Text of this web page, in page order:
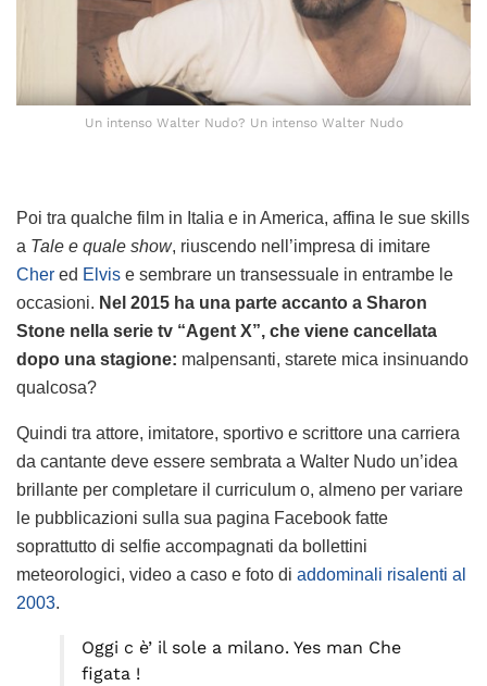
Un intenso Walter Nudo? Un intenso Walter Nudo
Poi tra qualche film in Italia e in America, affina le sue skills
a Tale e quale show, riuscendo nell’impresa di imitare
Cher ed Elvis e sembrare un transessuale in entrambe le
occasioni. Nel 2015 ha una parte accanto a Sharon
Stone nella serie tv “Agent X”, che viene cancellata
dopo una stagione: malpensanti, starete mica insinuando
qualcosa?
Quindi tra attore, imitatore, sportivo e scrittore una carriera
da cantante deve essere sembrata a Walter Nudo un’idea
brillante per completare il curriculum o, almeno per variare
le pubblicazioni sulla sua pagina Facebook fatte
soprattutto di selfie accompagnati da bollettini
meteorologici, video a caso e foto di addominali risalenti al
2003.
Oggi c è’ il sole a milano. Yes man Che
figata !